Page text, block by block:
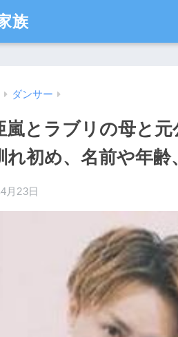
族
ダンサー
嵐とラブリの母と
れ初め、名前や年齢
月23日